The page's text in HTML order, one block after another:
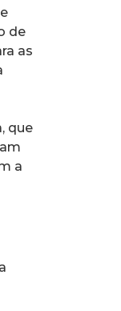
de
as
que
a